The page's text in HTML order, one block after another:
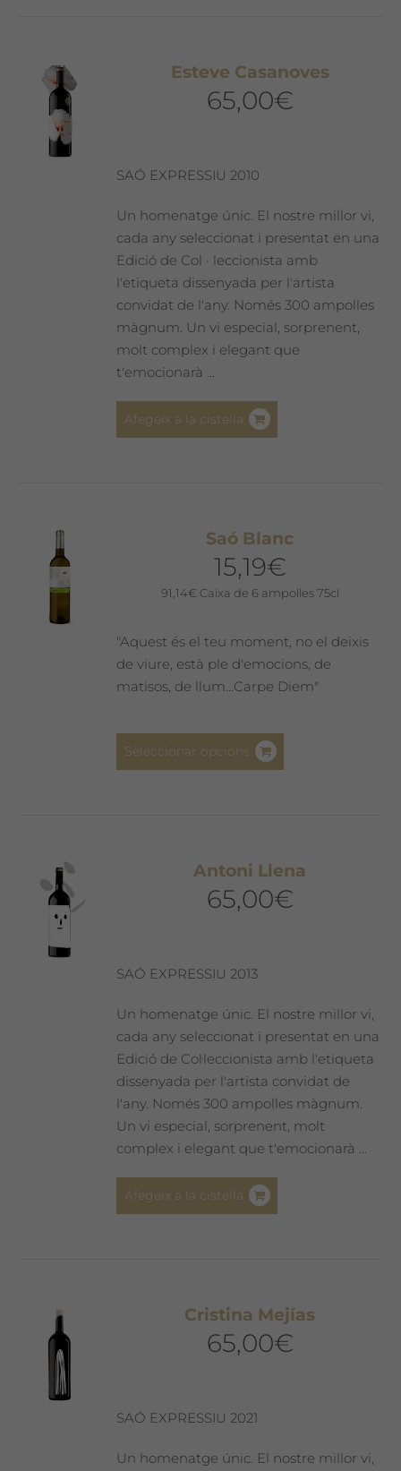
Esteve Casanoves
65,00€
SAÓ EXPRESSIU 2010
Un homenatge únic. El nostre millor vi,
cada any seleccionat i presentat en una
Edició de Col · leccionista amb
l'etiqueta dissenyada per l'artista
convidat de l'any. Només 300 ampolles
màgnum. Un vi especial, sorprenent,
molt complex i elegant que
t'emocionarà ...
Afegeix a la cistella
Saó Blanc
15,19€
91,14€ Caixa de 6 ampolles 75cl
"Aquest és el teu moment, no el deixis
de viure, està ple d'emocions, de
matisos, de llum...Carpe Diem"
Seleccionar opcions
opcions
pàgina
del
producte
Antoni Llena
65,00€
SAÓ EXPRESSIU 2013
Un homenatge únic. El nostre millor vi,
cada any seleccionat i presentat en una
Edició de Col·leccionista amb l'etiqueta
dissenyada per l'artista convidat de
l'any. Només 300 ampolles màgnum.
Un vi especial, sorprenent, molt
complex i elegant que t'emocionarà ...
Afegeix a la cistella
Cristina Mejías
65,00€
SAÓ EXPRESSIU 2021
Un homenatge únic. El nostre millor vi,